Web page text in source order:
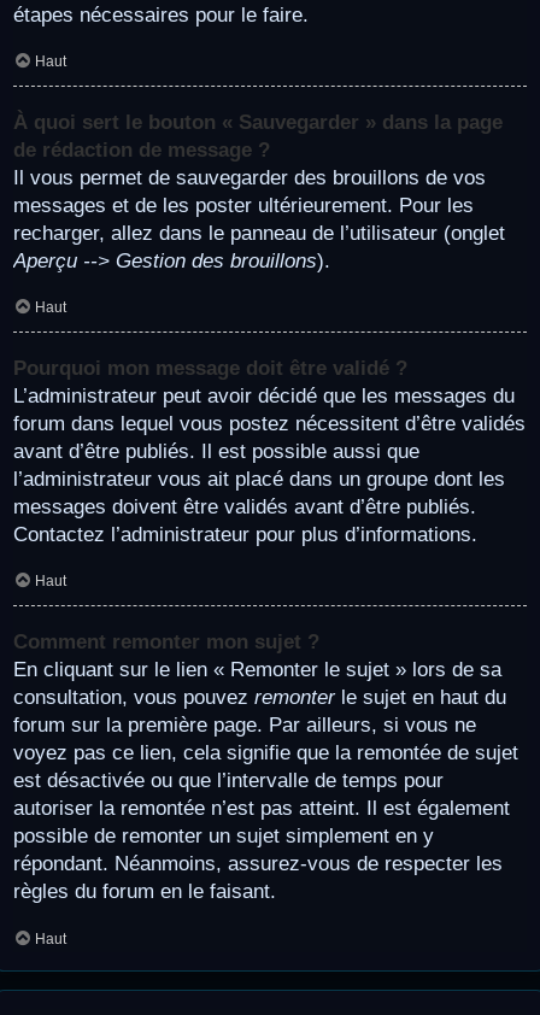
étapes nécessaires pour le faire.
Haut
À quoi sert le bouton « Sauvegarder » dans la page
de rédaction de message ?
Il vous permet de sauvegarder des brouillons de vos
messages et de les poster ultérieurement. Pour les
recharger, allez dans le panneau de l’utilisateur (onglet
Aperçu --> Gestion des brouillons).
Haut
Pourquoi mon message doit être validé ?
L’administrateur peut avoir décidé que les messages du
forum dans lequel vous postez nécessitent d’être validés
avant d’être publiés. Il est possible aussi que
l’administrateur vous ait placé dans un groupe dont les
messages doivent être validés avant d’être publiés.
Contactez l’administrateur pour plus d’informations.
Haut
Comment remonter mon sujet ?
En cliquant sur le lien « Remonter le sujet » lors de sa
consultation, vous pouvez remonterle sujet en haut du
forum sur la première page. Par ailleurs, si vous ne
voyez pas ce lien, cela signifie que la remontée de sujet
est désactivée ou que l’intervalle de temps pour
autoriser la remontée n’est pas atteint. Il est également
possible de remonter un sujet simplement en y
répondant. Néanmoins, assurez-vous de respecter les
règles du forum en le faisant.
Haut